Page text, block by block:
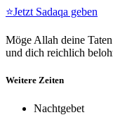
⭐Jetzt Sadaqa geben
Möge Allah deine
und dich reichlich
Weitere Zeiten
Nachtgebet